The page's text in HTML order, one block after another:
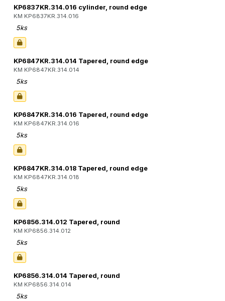
KP6837KR.314.016 cylinder, round edge
KM KP6837KR.314.016
5ks
KP6847KR.314.014 Tapered, round edge
KM KP6847KR.314.014
5ks
KP6847KR.314.016 Tapered, round edge
KM KP6847KR.314.016
5ks
KP6847KR.314.018 Tapered, round edge
KM KP6847KR.314.018
5ks
KP6856.314.012 Tapered, round
KM KP6856.314.012
5ks
KP6856.314.014 Tapered, round
KM KP6856.314.014
5ks